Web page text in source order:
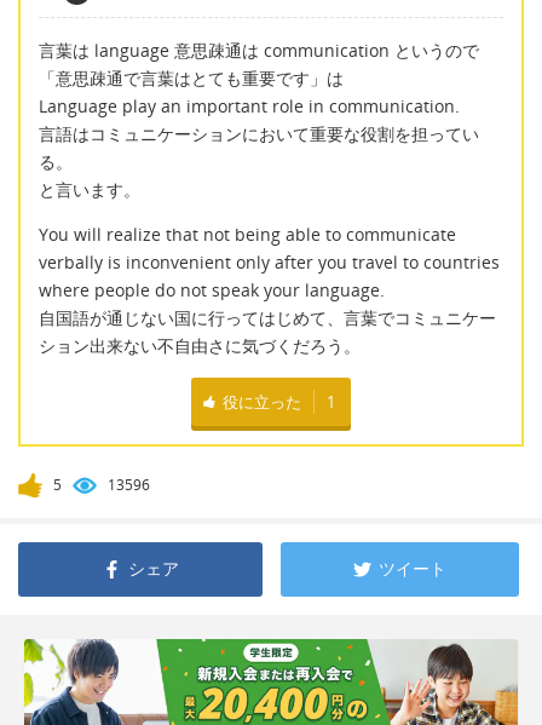
言葉は language 意思疎通は communication というので
「意思疎通で言葉はとても重要です」は
Language play an important role in communication.
言語はコミュニケーションにおいて重要な役割を担ってい
る。
と言います。
You will realize that not being able to communicate
verbally is inconvenient only after you travel to countries
where people do not speak your language.
自国語が通じない国に行ってはじめて、言葉でコミュニケー
ション出来ない不自由さに気づくだろう。
役に立った 1
5 13596
シェア ツイート